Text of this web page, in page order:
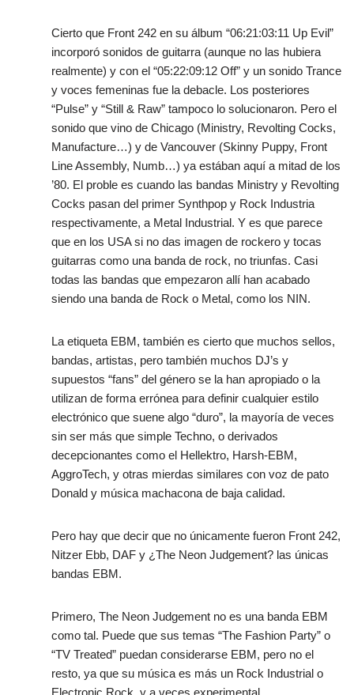
Cierto que Front 242 en su álbum “06:21:03:11 Up Evil”
incorporó sonidos de guitarra (aunque no las hubiera
realmente) y con el “05:22:09:12 Off” y un sonido Trance
y voces femeninas fue la debacle. Los posteriores
“Pulse” y “Still & Raw” tampoco lo solucionaron. Pero el
sonido que vino de Chicago (Ministry, Revolting Cocks,
Manufacture…) y de Vancouver (Skinny Puppy, Front
Line Assembly, Numb…) ya estában aquí a mitad de los
’80. El proble es cuando las bandas Ministry y Revolting
Cocks pasan del primer Synthpop y Rock Industria
respectivamente, a Metal Industrial. Y es que parece
que en los USA si no das imagen de rockero y tocas
guitarras como una banda de rock, no triunfas. Casi
todas las bandas que empezaron allí han acabado
siendo una banda de Rock o Metal, como los NIN.
La etiqueta EBM, también es cierto que muchos sellos,
bandas, artistas, pero también muchos DJ’s y
supuestos “fans” del género se la han apropiado o la
utilizan de forma errónea para definir cualquier estilo
electrónico que suene algo “duro”, la mayoría de veces
sin ser más que simple Techno, o derivados
decepcionantes como el Hellektro, Harsh-EBM,
AggroTech, y otras mierdas similares con voz de pato
Donald y música machacona de baja calidad.
Pero hay que decir que no únicamente fueron Front 242,
Nitzer Ebb, DAF y ¿The Neon Judgement? las únicas
bandas EBM.
Primero, The Neon Judgement no es una banda EBM
como tal. Puede que sus temas “The Fashion Party” o
“TV Treated” puedan considerarse EBM, pero no el
resto, ya que su música es más un Rock Industrial o